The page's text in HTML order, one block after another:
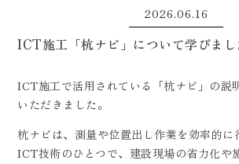
2026.06.16
ICT施工「杭ナビ」について学びまし
ICT施工で活用されている「杭ナビ」の説
いただきました。
杭ナビは、測量や位置出し作業を効率的に
ICT技術のひとつで、建設現場の省力化や